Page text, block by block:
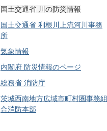
国土交通省 川の防災情報
国土交通省 利根川上流河川事務
所
気象情報
内閣府 防災情報のページ
総務省 消防庁
茨城西南地方広域市町村圏事務組
合消防本部